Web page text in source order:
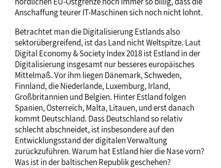
Anschaffung teurer IT-Maschinen sich noch nicht lohnt.
Betrachtet man die Digitalisierung Estlands also
sektorübergreifend, ist das Land nicht Weltspitze. Laut
Digital Economy & Society Index 2018 ist Estland in der
Digitalisierung insgesamt nur besseres europäisches
Mittelmaß. Vor ihm liegen Dänemark, Schweden,
Finnland, die Niederlande, Luxemburg, Irland,
Großbritannien und Belgien. Hinter Estland folgen
Spanien, Österreich, Malta, Litauen, und erst danach
kommt Deutschland. Dass Deutschland so relativ
schlecht abschneidet, ist insbesondere auf den
Entwicklungsstand der digitalen Verwaltung
zurückzuführen. Warum hat Estland hier die Nase vorn?
Was ist in der baltischen Republik geschehen?